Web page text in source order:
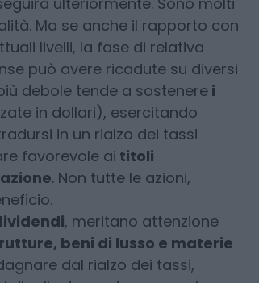
di 0,83 dollari toccato
di 1,6 raggiunto nel 2008,
Ora ci si domanda se la
ulteriormente. Sono molti
Ma se anche il rapporto con
livelli, la fase di relativa
può avere ricadute su diversi
debole tende a sostenere
in dollari), esercitando
in un rialzo dei tassi
favorevole aititoli
. Non tutte le azioni,